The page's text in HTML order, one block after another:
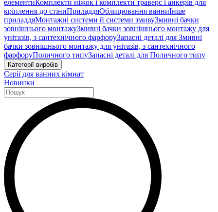
елементиКомплекти ніжок і комплекти траверс і анкерів для
кріплення до стіниПриладдяОблицювання ванниІнше
приладдяМонтажні системи й системи змивуЗмивні бачки
зовнішнього монтажуЗмивні бачки зовнішнього монтажу для
унітазів, з сантехнічного фарфоруЗапасні деталі для Змивні
бачки зовнішнього монтажу для унітазів, з сантехнічного
фарфоруПоличного типуЗапасні деталі для Поличного типу
Категорії виробів
Серії для ванних кімнат
Новинки